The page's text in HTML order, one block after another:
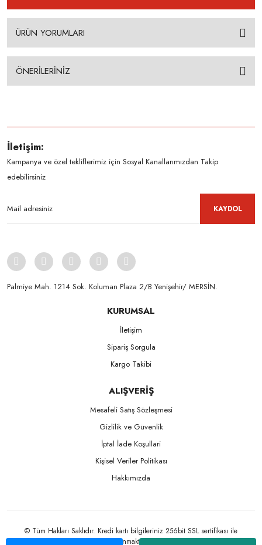
ÜRÜN YORUMLARI
ÖNERİLERİNİZ
İletişim:
Kampanya ve özel tekliflerimiz için Sosyal Kanallarımızdan Takip
edebilirsiniz
KAYDOL
Palmiye Mah. 1214 Sok. Koluman Plaza 2/B Yenişehir/ MERSİN.ㅤㅤㅤㅤㅤㅤㅤㅤㅤㅤㅤㅤㅤㅤㅤㅤㅤㅤㅤㅤㅤㅤㅤㅤㅤㅤㅤㅤㅤㅤㅤㅤㅤㅤㅤ ㅤㅤㅤㅤㅤㅤㅤㅤㅤㅤ
KURUMSAL
İletişim
Sipariş Sorgula
Kargo Takibi
ALIŞVERİŞ
Mesafeli Satış Sözleşmesi
Gizlilik ve Güvenlik
İptal İade Koşullari
Kişisel Veriler Politikası
Hakkımızda
© Tüm Hakları Saklıdır. Kredi kartı bilgileriniz 256bit SSL sertifikası ile
korunmaktadır.